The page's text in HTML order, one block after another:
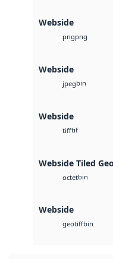
Webside
pngpng
Webside
jpegbin
Webside
tifftif
Webside Tiled
octetbin
Webside
geotiffbin